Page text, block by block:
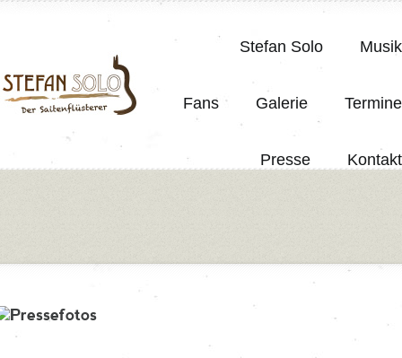
Stefan Solo Musik
Fans Galerie Termine
Presse Kontakt